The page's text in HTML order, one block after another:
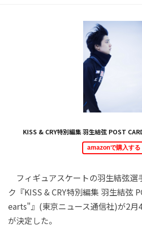
KISS & CRY特別編集 羽生結弦 POST
amazonで購入する
フィギュアスケートの羽生結弦選
ク『KISS & CRY特別編集 羽生結弦
earts"』(東京ニュース通信社)が2月
が決定した。